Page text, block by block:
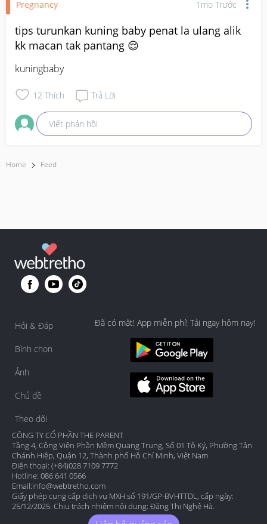
Pregnancy 1mo Trước
tips turunkan kuning baby penat la ulang alik
kk macan tak pantang 😌
kuningbaby
12 Thích Trả Lời
Viết phản hồi
Home Feed
Hỏi & Đáp
Bình chọn
Ảnh
Chủ đề
Theo dõi
Đã có mặt! App miễn phí! Tải ngay hôm nay!
CÔNG TY CỔ PHẦN THE PARENT
Tầng 4, Công Viên Phần Mềm Quang Trung, Số 01 Tô Ký, Phường Tân
Chánh Hiệp, Quận 12, Thành phố Hồ Chí Minh, Việt Nam
Điện thoại: (+84)028 7109 7772
Hotline: 086 641 0566
Email:info@webtretho.com
Giấy phép cung cấp dịch vụ MXH số 191/GP-BVHTTDL, cấp ngày:
25/12/2025. Chịu trách nhiệm nội dung: Đặng Thị Nghệ Hà.